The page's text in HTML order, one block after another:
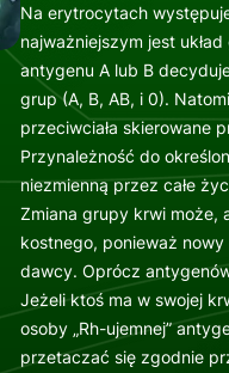
Na erytrocytach
najważniejszym jest
antygenu A lub B
grup (A, B, AB, i 0).
przeciwciała skierowane
Przynależność do
niezmienną przez całe
Zmiana grupy krwi może,
kostnego, ponieważ
dawcy. Oprócz
Jeżeli ktoś ma w swojej
osoby „Rh-ujemnej”
przetaczać się zgodnie